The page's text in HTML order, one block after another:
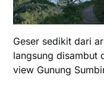
Geser sedikit dari
langsung disambut
view Gunung